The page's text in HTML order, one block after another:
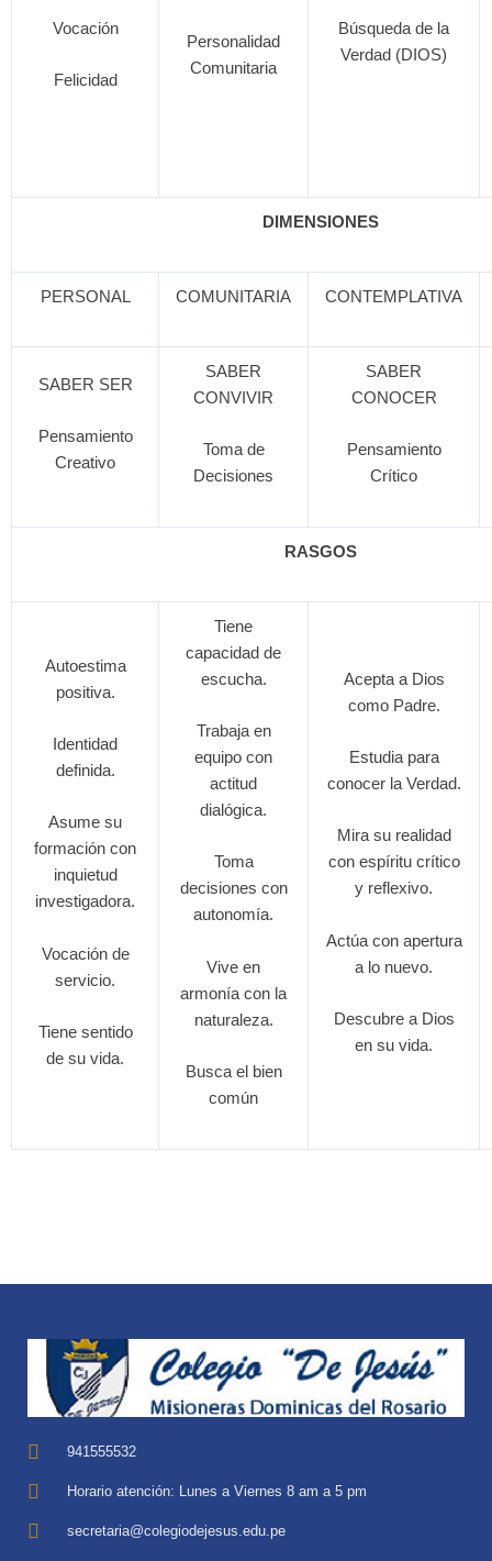
Vocación
Felicidad
Personalidad
Comunitaria
Búsqueda de la
Verdad (DIOS)
DIMENSIONES
PERSONAL COMUNITARIA CONTEMPLATIVA
SABER SER
Pensamiento
Creativo
SABER
CONVIVIR
Toma de
Decisiones
SABER
CONOCER
Pensamiento
Crítico
RASGOS
Autoestima
positiva.
Identidad
definida.
Asume su
formación con
inquietud
investigadora.
Vocación de
servicio.
Tiene sentido
de su vida.
Tiene
capacidad de
escucha.
Trabaja en
equipo con
actitud
dialógica.
Toma
decisiones con
autonomía.
Vive en
armonía con la
naturaleza.
Busca el bien
común
Acepta a Dios
como Padre.
Estudia para
conocer la Verdad.
Mira su realidad
con espíritu crítico
y reflexivo.
Actúa con apertura
a lo nuevo.
Descubre a Dios
en su vida.
941555532
Horario atención: Lunes a Viernes 8 am a 5 pm
secretaria@colegiodejesus.edu.pe